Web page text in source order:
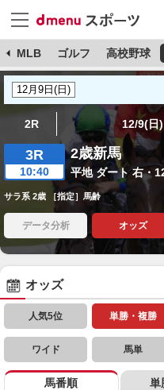
MLB ゴルフ 高校野球
2R 12/9(日
3R
10:40
2歳新馬
平地 ダート 右・
サラ系 2歳 ［指定］馬齢
データ分析 オッズ
オッズ
人気5位 単勝・複勝
ワイド 馬単
馬番順 単